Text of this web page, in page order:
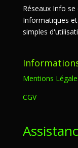
Réseaux Info
Informatiques
simples
Mentions
CGV